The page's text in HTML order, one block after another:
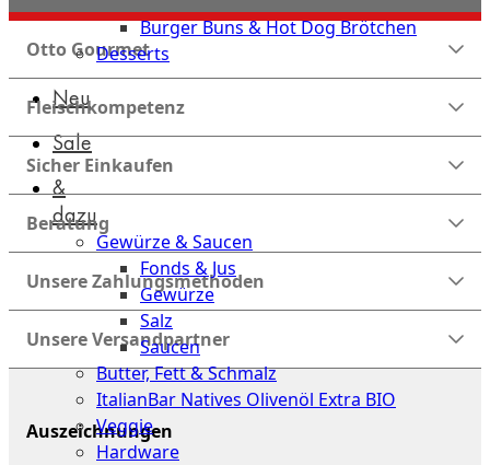
Burger Buns & Hot Dog Brötchen
Desserts
Neu
Sale
&
dazu
Gewürze & Saucen
Fonds & Jus
Gewürze
Salz
Saucen
Butter, Fett & Schmalz
ItalianBar Natives Olivenöl Extra BIO
Veggie
Hardware
Otto Gourmet
Fleischkompetenz
Sicher Einkaufen
Beratung
Unsere Zahlungsmethoden
Unsere Versandpartner
Auszeichnungen